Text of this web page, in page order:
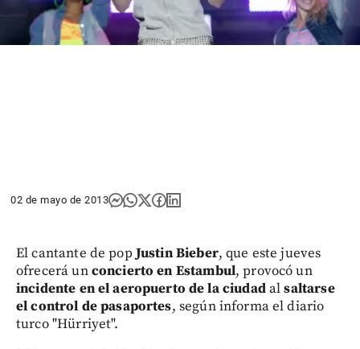
02 de mayo de 2013
El cantante de popJustin Bieber, que este jueves
ofrecerá unconcierto en Estambul, provocó un
incidente en el aeropuerto de la ciudadalsaltarse
el control de pasaportes, según informa el diario
turco "Hürriyet".